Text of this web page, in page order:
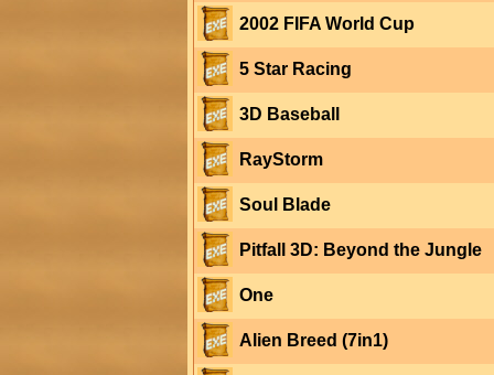
2002 FIFA World Cup
5 Star Racing
3D Baseball
RayStorm
Soul Blade
Pitfall 3D: Beyond the Jungle
One
Alien Breed (7in1)